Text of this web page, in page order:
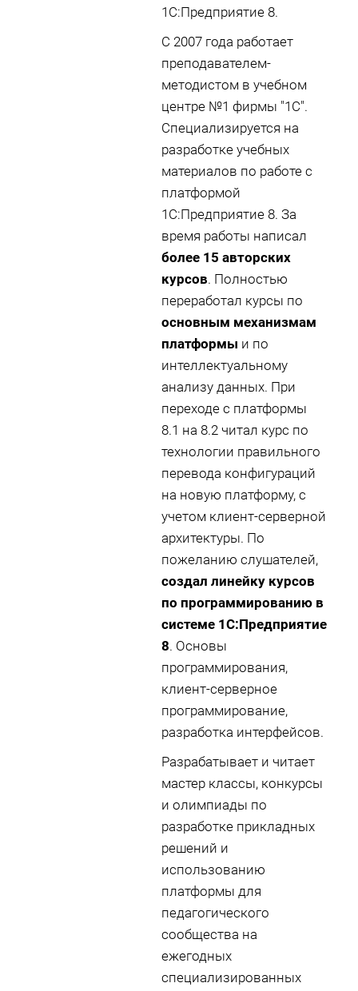
1С:Предприятие 8.
С 2007 года работает
преподавателем-
методистом в учебном
центре №1 фирмы "1С".
Специализируется на
разработке учебных
материалов по работе с
платформой
1С:Предприятие 8. За
время работы написал
более 15 авторских
курсов. Полностью
переработал курсы по
основным механизмам
платформы и по
интеллектуальному
анализу данных. При
переходе с платформы
8.1 на 8.2 читал курс по
технологии правильного
перевода конфигураций
на новую платформу, с
учетом клиент-серверной
архитектуры. По
пожеланию слушателей,
создал линейку курсов
по программированию в
системе 1С:Предприятие
8. Основы
программирования,
клиент-серверное
программирование,
разработка интерфейсов.
Разрабатывает и читает
мастер классы, конкурсы
и олимпиады по
разработке прикладных
решений и
использованию
платформы для
педагогического
сообщества на
ежегодных
специализированных